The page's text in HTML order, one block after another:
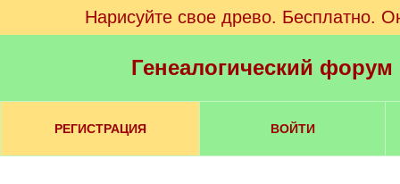
Нарисуйте свое древо. Бесплатно.
Генеалогический
РЕГИСТРАЦИЯ ВОЙТИ